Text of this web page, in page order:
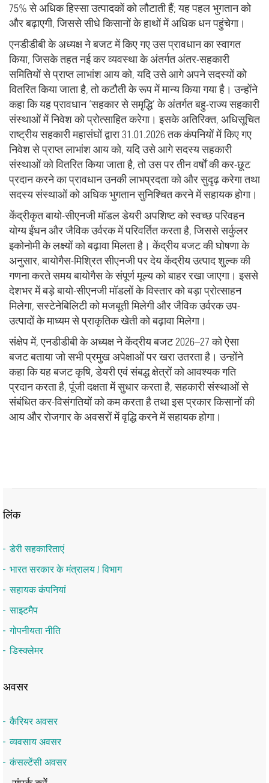
75% से अधिक हिस्सा उत्पादकों को लौटाती हैं; यह पहल भुगतान को
और बढ़ाएगी, जिससे सीधे किसानों के हाथों में अधिक धन पहुंचेगा।
एनडीडीबी के अध्यक्ष ने बजट में किए गए उस प्रावधान का स्वागत
किया, जिसके तहत नई कर व्यवस्था के अंतर्गत अंतर-सहकारी
समितियों से प्राप्त लाभांश आय को, यदि उसे आगे अपने सदस्यों को
वितरित किया जाता है, तो कटौती के रूप में मान्य किया गया है। उन्होंने
कहा कि यह प्रावधान ‘सहकार से समृद्धि’ के अंतर्गत बहु-राज्य सहकारी
संस्थाओं में निवेश को प्रोत्साहित करेगा। इसके अतिरिक्त, अधिसूचित
राष्ट्रीय सहकारी महासंघों द्वारा 31.01.2026 तक कंपनियों में किए गए
निवेश से प्राप्त लाभांश आय को, यदि उसे आगे सदस्य सहकारी
संस्थाओं को वितरित किया जाता है, तो उस पर तीन वर्षों की कर-छूट
प्रदान करने का प्रावधान उनकी लाभप्रदता को और सुदृढ़ करेगा तथा
सदस्य संस्थाओं को अधिक भुगतान सुनिश्चित करने में सहायक होगा।
केंद्रीकृत बायो-सीएनजी मॉडल डेयरी अपशिष्ट को स्वच्छ परिवहन
योग्य ईंधन और जैविक उर्वरक में परिवर्तित करता है, जिससे सर्कुलर
इकोनोमी के लक्ष्यों को बढ़ावा मिलता है। केंद्रीय बजट की घोषणा के
अनुसार, बायोगैस-मिश्रित सीएनजी पर देय केंद्रीय उत्पाद शुल्क की
गणना करते समय बायोगैस के संपूर्ण मूल्य को बाहर रखा जाएगा। इससे
देशभर में बड़े बायो-सीएनजी मॉडलों के विस्तार को बड़ा प्रोत्साहन
मिलेगा, सस्टेनेबिलिटी को मजबूती मिलेगी और जैविक उर्वरक उप-
उत्पादों के माध्यम से प्राकृतिक खेती को बढ़ावा मिलेगा।
संक्षेप में, एनडीडीबी के अध्यक्ष ने केंद्रीय बजट 2026–27 को ऐसा
बजट बताया जो सभी प्रमुख अपेक्षाओं पर खरा उतरता है। उन्होंने
कहा कि यह बजट कृषि, डेयरी एवं संबद्ध क्षेत्रों को आवश्यक गति
प्रदान करता है, पूंजी दक्षता में सुधार करता है, सहकारी संस्थाओं से
संबंधित कर-विसंगतियों को कम करता है तथा इस प्रकार किसानों की
आय और रोजगार के अवसरों में वृद्धि करने में सहायक होगा।
लिंक
डेरी सहकारिताएं
भारत सरकार के मंत्रालय / विभाग
सहायक कंपनियां
साइटमैप
गोपनीयता नीति
डिस्क्लेमर
अवसर
कैरियर अवसर
व्यवसाय अवसर
कंसल्टेंसी अवसर